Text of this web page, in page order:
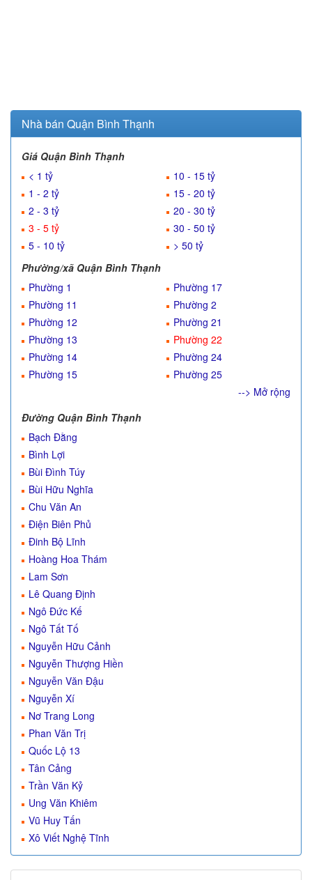
Nhà bán Quận Bình Thạnh
Giá Quận Bình Thạnh
< 1 tỷ
1 - 2 tỷ
2 - 3 tỷ
3 - 5 tỷ
5 - 10 tỷ
10 - 15 tỷ
15 - 20 tỷ
20 - 30 tỷ
30 - 50 tỷ
> 50 tỷ
Phường/xã Quận Bình Thạnh
Phường 1
Phường 11
Phường 12
Phường 13
Phường 14
Phường 15
Phường 17
Phường 2
Phường 21
Phường 22
Phường 24
Phường 25
--> Mở rộng
Đường Quận Bình Thạnh
Bạch Đằng
Bình Lợi
Bùi Đình Túy
Bùi Hữu Nghĩa
Chu Văn An
Điện Biên Phủ
Đinh Bộ Lĩnh
Hoàng Hoa Thám
Lam Sơn
Lê Quang Định
Ngô Đức Kế
Ngô Tất Tố
Nguyễn Hữu Cảnh
Nguyễn Thượng Hiền
Nguyễn Văn Đậu
Nguyễn Xí
Nơ Trang Long
Phan Văn Trị
Quốc Lộ 13
Tân Cảng
Trần Văn Kỷ
Ung Văn Khiêm
Vũ Huy Tấn
Xô Viết Nghệ Tĩnh